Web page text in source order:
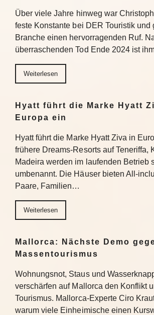
Über viele Jahre hinweg war
feste Konstante bei DER Touristik und
Branche einen hervorragenden Ruf.
überraschenden Tod Ende 2024 ist
Weiterlesen
Hyatt führt die Marke Hyatt
Europa ein
Hyatt führt die Marke Hyatt Ziva in
frühere Dreams-Resorts auf Teneriffa,
Madeira werden im laufenden Betrieb
umbenannt. Die Häuser bieten All-
Paare, Familien…
Weiterlesen
Mallorca: Nächste Demo
Massentourismus
Wohnungsnot, Staus und
verschärfen auf Mallorca den Konflikt
Tourismus. Mallorca-Experte Ciro
warum viele Einheimische einen